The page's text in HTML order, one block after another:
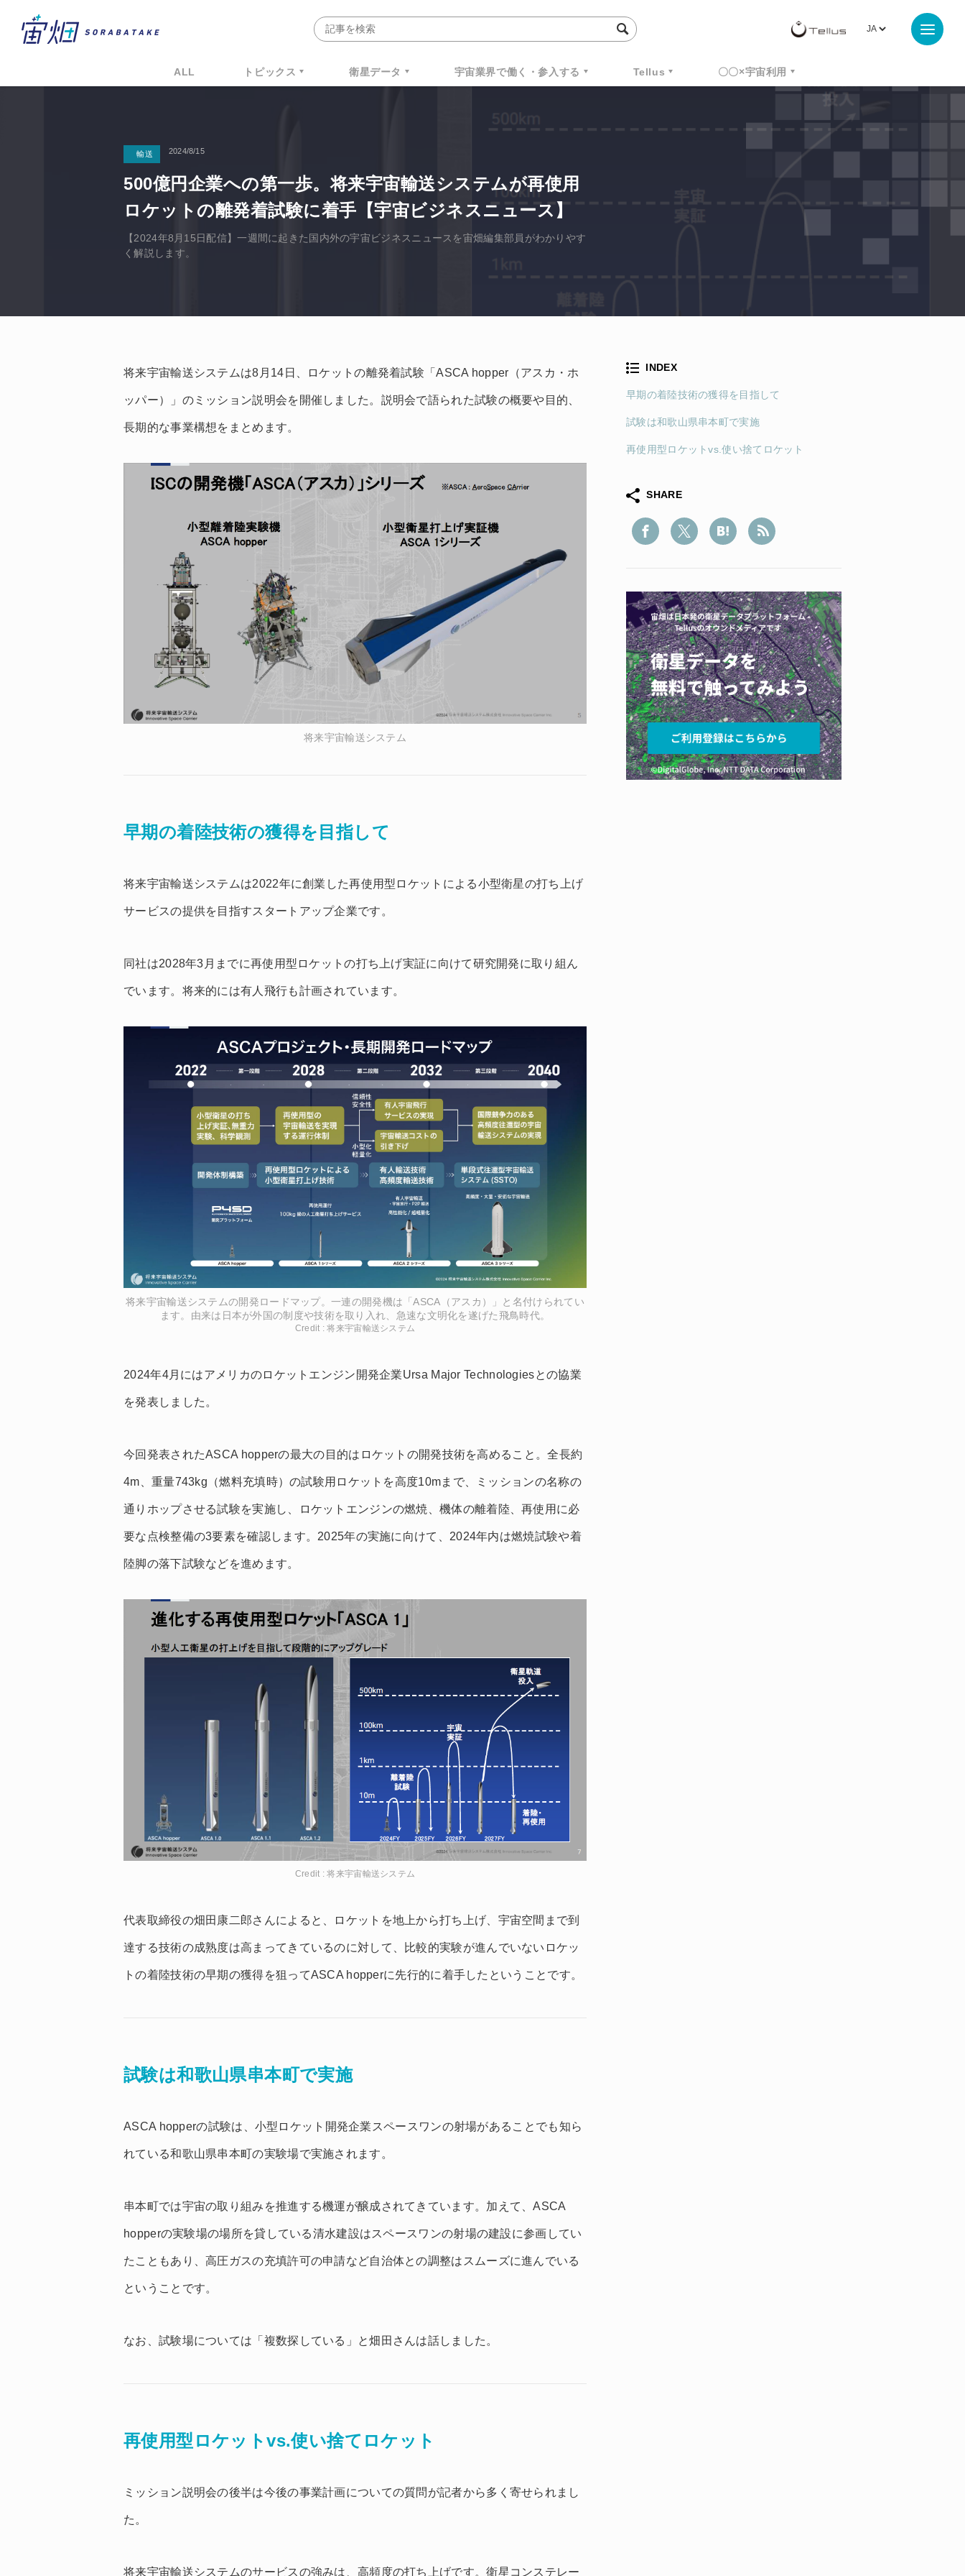
ALL トピックス 衛星データ 宇宙業界で働く・参入する Tellus 〇〇×宇宙利用
輸送 2024/8/15
500億円企業への第一歩。将来宇宙輸送システムが再使用
ロケットの離発着試験に着手【宇宙ビジネスニュース】
【2024年8月15日配信】一週間に起きた国内外の宇宙ビジネスニュースを宙畑編集部員がわかりやす
く解説します。
将来宇宙輸送システムは8月14日、ロケットの離発着試験「ASCA hopper（アスカ・ホ
ッパー）」のミッション説明会を開催しました。説明会で語られた試験の概要や目的、
長期的な事業構想をまとめます。
将来宇宙輸送システム
早期の着陸技術の獲得を目指して
将来宇宙輸送システムは2022年に創業した再使用型ロケットによる小型衛星の打ち上げ
サービスの提供を目指すスタートアップ企業です。
同社は2028年3月までに再使用型ロケットの打ち上げ実証に向けて研究開発に取り組ん
でいます。将来的には有人飛行も計画されています。
将来宇宙輸送システムの開発ロードマップ。一連の開発機は「ASCA（アスカ）」と名付けられてい
ます。由来は日本が外国の制度や技術を取り入れ、急速な文明化を遂げた飛鳥時代。
Credit : 将来宇宙輸送システム
2024年4月にはアメリカのロケットエンジン開発企業Ursa Major Technologiesとの協業
を発表しました。
今回発表されたASCA hopperの最大の目的はロケットの開発技術を高めること。全長約
4m、重量743kg（燃料充填時）の試験用ロケットを高度10mまで、ミッションの名称の
通りホップさせる試験を実施し、ロケットエンジンの燃焼、機体の離着陸、再使用に必
要な点検整備の3要素を確認します。2025年の実施に向けて、2024年内は燃焼試験や着
陸脚の落下試験などを進めます。
Credit : 将来宇宙輸送システム
代表取締役の畑田康二郎さんによると、ロケットを地上から打ち上げ、宇宙空間まで到
達する技術の成熟度は高まってきているのに対して、比較的実験が進んでいないロケッ
トの着陸技術の早期の獲得を狙ってASCA hopperに先行的に着手したということです。
試験は和歌山県串本町で実施
ASCA hopperの試験は、小型ロケット開発企業スペースワンの射場があることでも知ら
れている和歌山県串本町の実験場で実施されます。
串本町では宇宙の取り組みを推進する機運が醸成されてきています。加えて、ASCA
hopperの実験場の場所を貸している清水建設はスペースワンの射場の建設に参画してい
たこともあり、高圧ガスの充填許可の申請など自治体との調整はスムーズに進んでいる
ということです。
なお、試験場については「複数探している」と畑田さんは話しました。
再使用型ロケットvs.使い捨てロケット
ミッション説明会の後半は今後の事業計画についての質問が記者から多く寄せられまし
た。
将来宇宙輸送システムのサービスの強みは、高頻度の打ち上げです。衛星コンステレー
INDEX
早期の着陸技術の獲得を目指して
試験は和歌山県串本町で実施
再使用型ロケットvs.使い捨てロケット
SHARE